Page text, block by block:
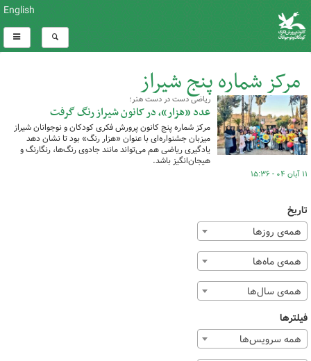
English
مرکز شماره پنج شیراز
کل اخبار:1
ریاضی دست در دست هنر؛
عدد «هزار»، در کانون شیراز رنگ گرفت
مرکز شماره پنج کانون پرورش فکری کودکان و نوجوانان شیراز
میزبان جشنواره‌ای با عنوان ‌«هزار رنگ» بود تا نشان دهد
یادگیری ریاضی هم می‌تواند مانند جادوی رنگ‌ها، رنگارنگ و
هیجان‌انگیز باشد.
۱۱ آبان ۰۴ - ۱۵:۳۶
تاریخ
همه‌ی روزها
همه‌ی ماه‌ها
همه‌ی سال‌ها
فیلترها
همه سرویس‌ها